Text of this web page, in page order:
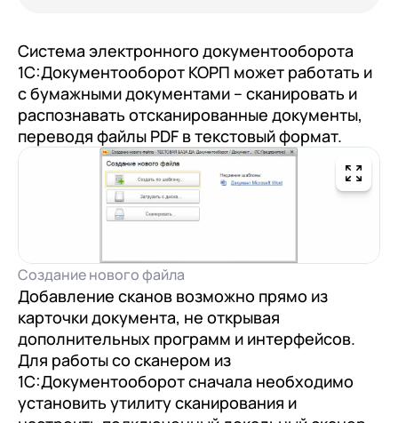
Система электронного документооборота
1С:Документооборот КОРП может работать и
с бумажными документами – сканировать и
распознавать отсканированные документы,
переводя файлы PDF в текстовый формат.
Создание нового файла
Добавление сканов возможно прямо из
карточки документа, не открывая
дополнительных программ и интерфейсов.
Для работы со сканером из
1С:Документооборот сначала необходимо
установить утилиту сканирования и
1С-Битрикс 24
Внутренний документооборот (СЭД)
1С:Документооборот 8
Управление финансами (FRP)
1С:Управление холдингом
WA:Финансист
Легкая логистика
Бизнес-аналитика (BI)
1С:Аналитика
Управление взаимоотношениями с
клиентами (CRM)
Грейды
Истории успеха
Отзывы сотрудников